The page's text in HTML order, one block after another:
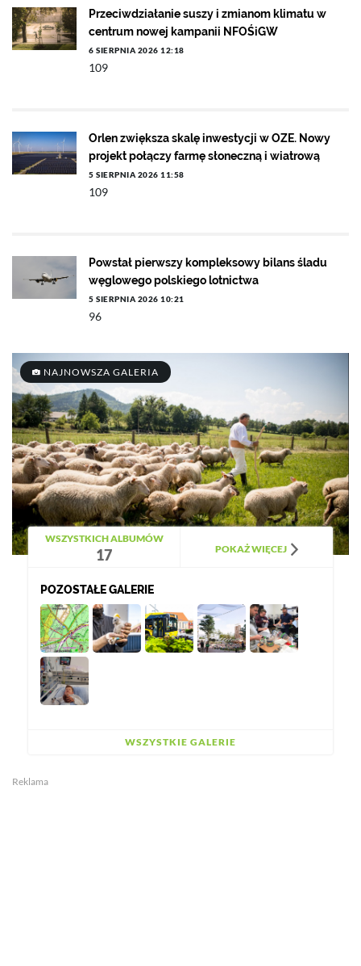
Przeciwdziałanie suszy i zmianom klimatu w
centrum nowej kampanii NFOŚiGW
6 SIERPNIA 2026 12:18
109
Orlen zwiększa skalę inwestycji w OZE. Nowy
projekt połączy farmę słoneczną i wiatrową
5 SIERPNIA 2026 11:58
109
Powstał pierwszy kompleksowy bilans śladu
węglowego polskiego lotnictwa
5 SIERPNIA 2026 10:21
96
NAJNOWSZA GALERIA
WSZYSTKICH ALBUMÓW
17 POKAŻ WIĘCEJ
POZOSTAŁE GALERIE
WSZYSTKIE GALERIE
Reklama